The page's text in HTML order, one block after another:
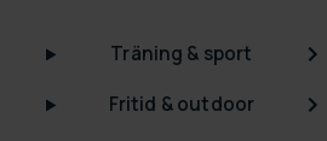
Träning & sport
Fritid & outdoor